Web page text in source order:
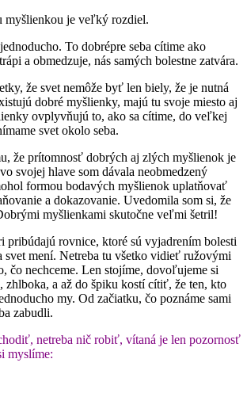
myšlienkou je veľký rozdiel.
To dobrépre seba cítime ako
a obmedzuje, nás samých bolestne zatvára.
že svet nemôže byť len biely, že je nutná
dobré myšlienky, majú tu svoje miesto aj
ovplyvňujú to, ako sa cítime, do veľkej
svet okolo seba.
že prítomnosť dobrých aj zlých myšlienok je
svojej hlave som dávala neobmedzený
formou bodavých myšlienok uplatňovať
a dokazovanie. Uvedomila som si, že
myšlienkami skutočne veľmi šetril!
pribúdajú rovnice, ktoré sú vyjadrením bolesti
svet mení. Netreba tu všetko vidieť ružovými
čo nechceme. Len stojíme, dovoľujeme si
zhlboka, a až do špiku kostí cítiť, že ten, kto
my. Od začiatku, čo poznáme sami
zabudli.
netreba nič robiť, vítaná je len pozornosť
myslíme: